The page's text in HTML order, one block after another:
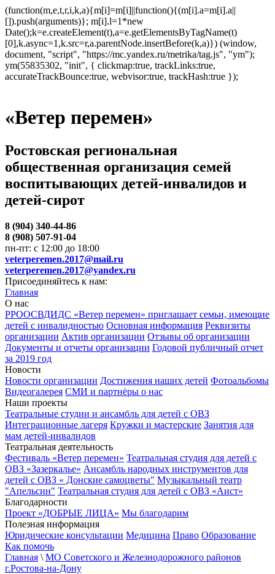
(function(m,e,t,r,i,k,a){m[i]=m[i]||function(){(m[i].a=m[i].a||
[]).push(arguments)}; m[i].l=1*new
Date();k=e.createElement(t),a=e.getElementsByTagName(t)
[0],k.async=1,k.src=r,a.parentNode.insertBefore(k,a)}) (window,
document, "script", "https://mc.yandex.ru/metrika/tag.js", "ym");
ym(55835302, "init", { clickmap:true, trackLinks:true,
accurateTrackBounce:true, webvisor:true, trackHash:true });
«Ветер перемен»
Ростовская региональная
общественная организация семей
воспитывающих детей-инвалидов и
детей-сирот
8 (904) 340-44-86
8 (908) 507-91-04
пн-пт: с 12:00 до 18:00
veterperemen.2017@mail.ru
veterperemen.2017@yandex.ru
Присоединяйтесь к нам:
Главная
О нас
РРООСВДИДС «Ветер перемен» приглашает семьи, имеющие
детей с инвалидностью Основная информация Реквизиты
организации Актив организации Отзывы об организации
Документы и отчеты организации Годовой публичный отчет
за 2019 год
Новости
Новости организации Достижения наших детей Фотоальбомы
Видеогалерея СМИ и партнёры о нас
Наши проекты
Театральные студии и ансамбль для детей с ОВЗ
Интеграционные лагеря Кружки и мастерские Занятия для
мам детей-инвалидов
Театральная деятельность
Фестиваль «Ветер перемен» Театральная студия для детей с
ОВЗ «Зазеркалье» Ансамбль народных инструментов для
детей с ОВЗ « Донские самоцветы" Музыкальный театр
"Апельсин" Театральная студия для детей с ОВЗ «Аист»
Благодарности
Проект «ДОБРЫЕ ЛИЦА» Мы благодарим
Полезная информация
Юридические консультации Медицина Право Образование
Как помочь
Главная \ МО Советского и Железнодорожного районов
г.Ростова-на-Дону